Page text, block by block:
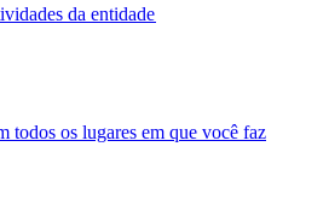
da entidade​​
todos os lugares em que você faz